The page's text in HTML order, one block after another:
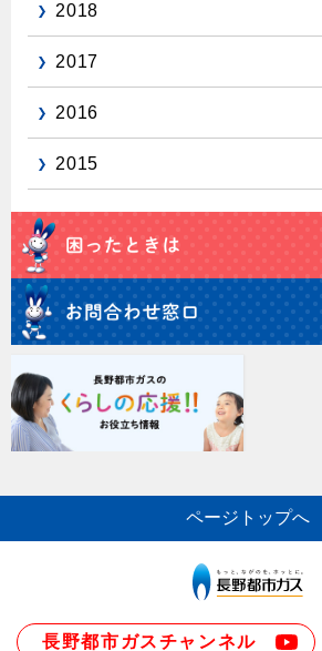
2018
2017
2016
2015
ページトップへ
長野都市ガスチャンネル